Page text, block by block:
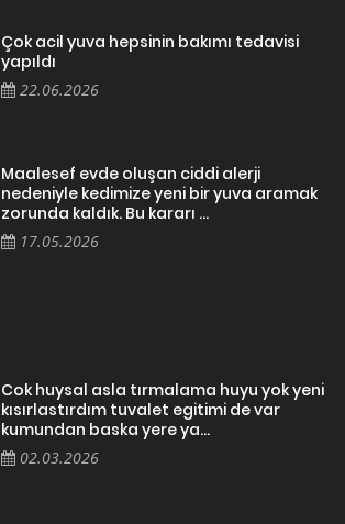
Çok acil yuva hepsinin bakımı tedavisi
yapıldı
22.06.2026
Maalesef evde oluşan ciddi alerji
nedeniyle kedimize yeni bir yuva aramak
zorunda kaldık. Bu kararı ...
17.05.2026
Cok huysal asla tırmalama huyu yok yeni
kısırlastırdım tuvalet egitimi de var
kumundan baska yere ya...
02.03.2026